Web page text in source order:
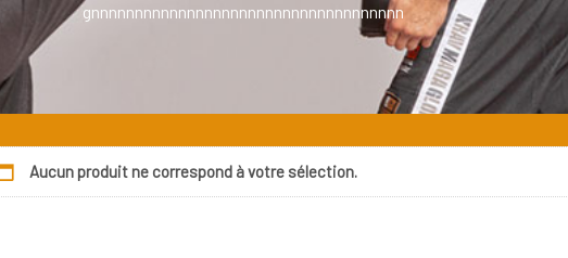
gnnnnnnnnnnnnnnnnnnnnnnnnnnnnnnnnnnnn
Aucun produit ne correspond à votre sélection.